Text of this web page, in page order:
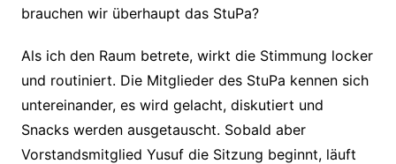
brauchen wir überhaupt das StuPa?
Als ich den Raum betrete, wirkt die Stimmung locker
und routiniert. Die Mitglieder des StuPa kennen sich
untereinander, es wird gelacht, diskutiert und
Snacks werden ausgetauscht. Sobald aber
Vorstandsmitglied Yusuf die Sitzung beginnt, läuft